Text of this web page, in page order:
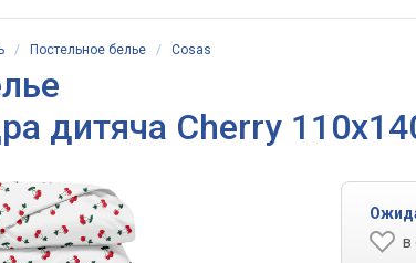
/ Постельное белье / Cosas
дитяча Cherry
в